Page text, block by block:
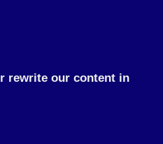
rewrite our content in